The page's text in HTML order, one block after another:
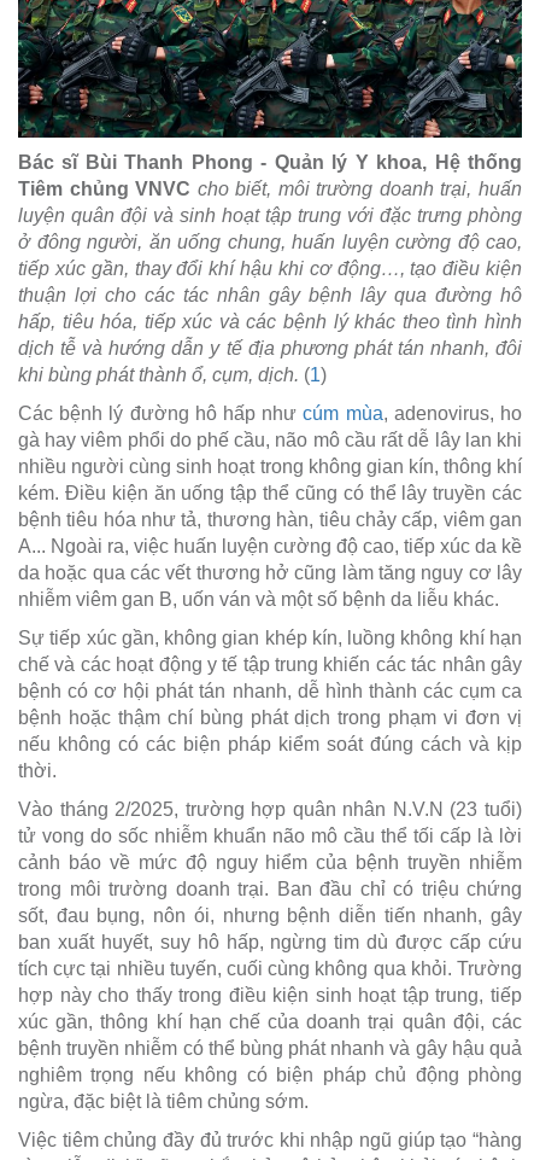
Bác sĩ Bùi Thanh Phong - Quản lý Y khoa, Hệ thống
Tiêm chủng VNVC cho biết, môi trường doanh trại, huấn
luyện quân đội và sinh hoạt tập trung với đặc trưng phòng
ở đông người, ăn uống chung, huấn luyện cường độ cao,
tiếp xúc gần, thay đổi khí hậu khi cơ động…, tạo điều kiện
thuận lợi cho các tác nhân gây bệnh lây qua đường hô
hấp, tiêu hóa, tiếp xúc và các bệnh lý khác theo tình hình
dịch tễ và hướng dẫn y tế địa phương phát tán nhanh, đôi
khi bùng phát thành ổ, cụm, dịch. (1)
Các bệnh lý đường hô hấp nhưcúm mùa, adenovirus, ho
gà hay viêm phổi do phế cầu, não mô cầu rất dễ lây lan khi
nhiều người cùng sinh hoạt trong không gian kín, thông khí
kém. Điều kiện ăn uống tập thể cũng có thể lây truyền các
bệnh tiêu hóa như tả, thương hàn, tiêu chảy cấp, viêm gan
A... Ngoài ra, việc huấn luyện cường độ cao, tiếp xúc da kề
da hoặc qua các vết thương hở cũng làm tăng nguy cơ lây
nhiễm viêm gan B, uốn ván và một số bệnh da liễu khác.
Sự tiếp xúc gần, không gian khép kín, luồng không khí hạn
chế và các hoạt động y tế tập trung khiến các tác nhân gây
bệnh có cơ hội phát tán nhanh, dễ hình thành các cụm ca
bệnh hoặc thậm chí bùng phát dịch trong phạm vi đơn vị
nếu không có các biện pháp kiểm soát đúng cách và kịp
thời.
Vào tháng 2/2025, trường hợp quân nhân N.V.N (23 tuổi)
tử vong do sốc nhiễm khuẩn não mô cầu thể tối cấp là lời
cảnh báo về mức độ nguy hiểm của bệnh truyền nhiễm
trong môi trường doanh trại. Ban đầu chỉ có triệu chứng
sốt, đau bụng, nôn ói, nhưng bệnh diễn tiến nhanh, gây
ban xuất huyết, suy hô hấp, ngừng tim dù được cấp cứu
tích cực tại nhiều tuyến, cuối cùng không qua khỏi. Trường
hợp này cho thấy trong điều kiện sinh hoạt tập trung, tiếp
xúc gần, thông khí hạn chế của doanh trại quân đội, các
bệnh truyền nhiễm có thể bùng phát nhanh và gây hậu quả
nghiêm trọng nếu không có biện pháp chủ động phòng
ngừa, đặc biệt là tiêm chủng sớm.
Việc tiêm chủng đầy đủ trước khi nhập ngũ giúp tạo “hàng